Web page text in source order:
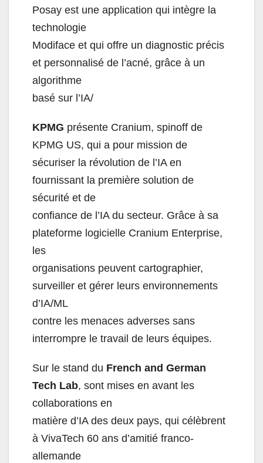
Posay est une application qui intègre la
technologie
Modiface et qui offre un diagnostic précis
et personnalisé de l’acné, grâce à un
algorithme
basé sur l’IA/
KPMG présente Cranium, spinoff de
KPMG US, qui a pour mission de
sécuriser la révolution de l’IA en
fournissant la première solution de
sécurité et de
confiance de l’IA du secteur. Grâce à sa
plateforme logicielle Cranium Enterprise,
les
organisations peuvent cartographier,
surveiller et gérer leurs environnements
d’IA/ML
contre les menaces adverses sans
interrompre le travail de leurs équipes.
Sur le stand du French and German
Tech Lab, sont mises en avant les
collaborations en
matière d’IA des deux pays, qui célèbrent
à VivaTech 60 ans d’amitié franco-
allemande